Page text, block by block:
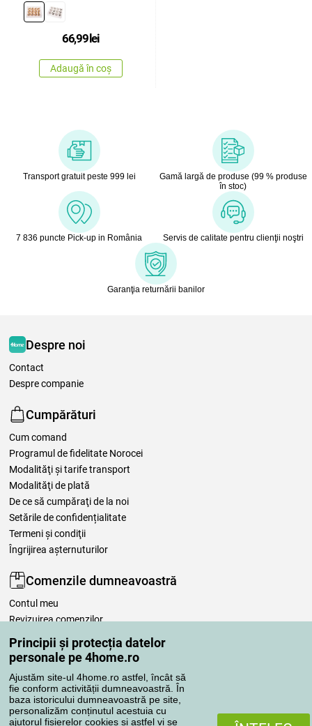
Principii și protecția datelor
personale pe 4home.ro
Ajustăm site-ul 4home.ro astfel, încât să
fie conform activității dumneavoastră. În
baza istoricului dumneavoastră pe site,
personalizăm conținutul acestuia cu
ajutorul fișierelor cookies și astfel vi se
Collection, auriu, 12
bucăți, diametru 3 cm
66,99lei
Adaugă în coș
Transport gratuit peste 999 lei
Gamă largă de produse (99 % produse
în stoc)
7 836 puncte Pick-up in România Servis de calitate pentru clienţii noştri
Garanţia returnării banilor
Despre noi
Contact
Despre companie
Cumpărături
Cum comand
Programul de fidelitate Norocei
Modalităţi şi tarife transport
Modalităţi de plată
De ce să cumpăraţi de la noi
Setările de confidențialitate
Termeni şi condiţii
Îngrijirea așternuturilor
Comenzile dumneavoastră
Contul meu
Revizuirea comenzilor
Reclamaţii
Retragere de la contract
Regulile de procesare a recenziilor
Metode de transport